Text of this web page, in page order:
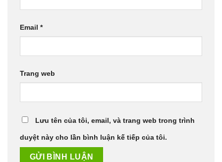
Email *
Trang web
Lưu tên của tôi, email, và trang web trong trình
duyệt này cho lần bình luận kế tiếp của tôi.